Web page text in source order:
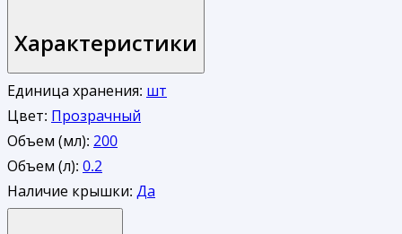
Характеристики
Единица хранения: шт
Цвет: Прозрачный
Объем (мл): 200
Объем (л): 0.2
Наличие крышки: Да